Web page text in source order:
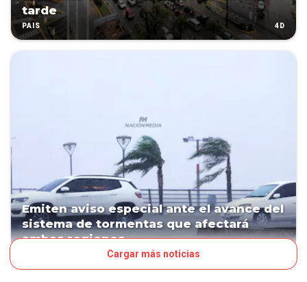
tarde
PAÍS 4D
Emiten aviso especial ante el avance del
sistema de tormentas que afectará
ambas regiones
Cargar más noticias